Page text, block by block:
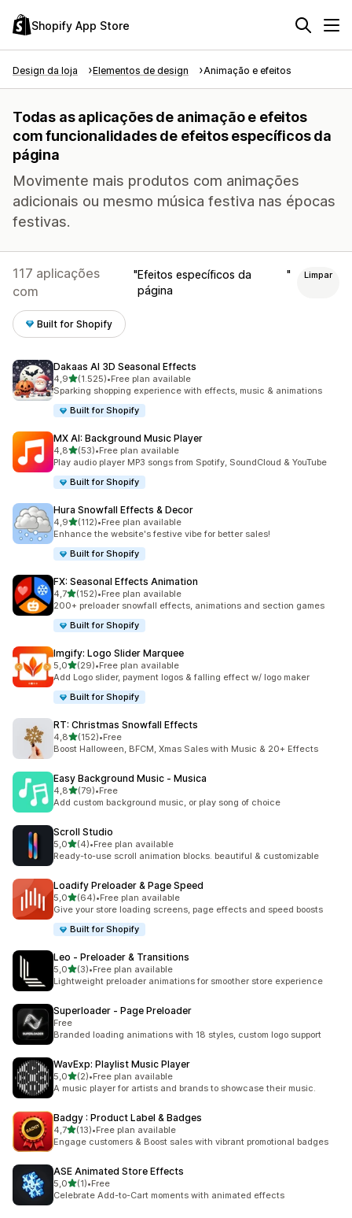
Shopify App Store
Design da loja Elementos de design Animação e efeitos
Todas as aplicações de animação e efeitos
com funcionalidades de efeitos específicos da
página
Movimente mais produtos com animações
adicionais ou mesmo música festiva nas épocas
festivas.
117 aplicações
com
Efeitos específicos da
página
Limpar
Built for Shopify
Dakaas AI 3D Seasonal Effects
4,9de 5 estrelas
(1.525)
1525 total de avaliações
•Free plan available
Sparking shopping experience with effects, music & animations
Built for Shopify
MX AI: Background Music Player
4,8de 5 estrelas
(53)
53 total de avaliações
•Free plan available
Play audio player MP3 songs from Spotify, SoundCloud & YouTube
Built for Shopify
Hura Snowfall Effects & Decor
4,9de 5 estrelas
(112)
112 total de avaliações
•Free plan available
Enhance the website's festive vibe for better sales!
Built for Shopify
FX: Seasonal Effects Animation
4,7de 5 estrelas
(152)
152 total de avaliações
•Free plan available
200+ preloader snowfall effects, animations and section games
Built for Shopify
Imgify: Logo Slider Marquee
5,0de 5 estrelas
(29)
29 total de avaliações
•Free plan available
Add Logo slider, payment logos & falling effect w/ logo maker
Built for Shopify
RT: Christmas Snowfall Effects
4,8de 5 estrelas
(152)
152 total de avaliações
•Free
Boost Halloween, BFCM, Xmas Sales with Music & 20+ Effects
Easy Background Music ‑ Musica
4,8de 5 estrelas
(79)
79 total de avaliações
•Free
Add custom background music, or play song of choice
Scroll Studio
5,0de 5 estrelas
(4)
4 total de avaliações
•Free plan available
Ready-to-use scroll animation blocks. beautiful & customizable
Loadify Preloader & Page Speed
5,0de 5 estrelas
(64)
64 total de avaliações
•Free plan available
Give your store loading screens, page effects and speed boosts
Built for Shopify
Leo ‑ Preloader & Transitions
5,0de 5 estrelas
(3)
3 total de avaliações
•Free plan available
Lightweight preloader animations for smoother store experience
Superloader ‑ Page Preloader
Free
Branded loading animations with 18 styles, custom logo support
WavExp: Playlist Music Player
5,0de 5 estrelas
(2)
2 total de avaliações
•Free plan available
A music player for artists and brands to showcase their music.
Badgy : Product Label & Badges
4,7de 5 estrelas
(13)
13 total de avaliações
•Free plan available
Engage customers & Boost sales with vibrant promotional badges
ASE Animated Store Effects
5,0de 5 estrelas
(1)
1 total de avaliações
•Free
Celebrate Add-to-Cart moments with animated effects